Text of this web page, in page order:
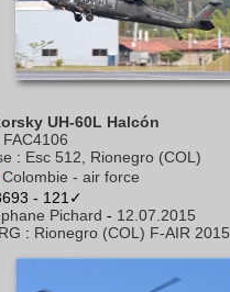
UH-60L Halcón
FAC4106
: Esc 512, Rionegro (COL)
Colombie - air force
- 121✓
Pichard - 12.07.2015
: Rionegro (COL) F-AIR 2015